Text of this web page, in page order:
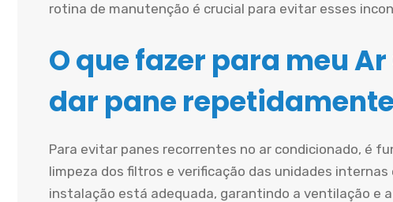
rotina de manutenção é crucial para evitar esses
O que fazer para meu
dar pane
Para evitar panes recorrentes no ar condicionado, é
limpeza dos filtros e verificação das unidades
instalação está adequada, garantindo a ventilação e